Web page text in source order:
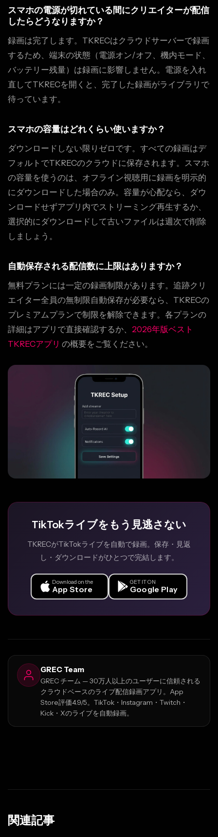
スマホの電源が切れている間にクリエイターが配信
したらどうなりますか？
録画は完了します。TKRECはクラウドサーバーで録画
するため、端末の状態（電源オン/オフ、機内モード、
バッテリー残量）は録画に影響しません。電源を入れ
直してTKRECを開くと、完了した録画がライブラリで
待っています。
スマホの容量はどれくらい使いますか？
ダウンロードしない限りゼロです。すべての録画はデ
フォルトでTKRECのクラウドに保存されます。スマホ
の容量を使うのは、オフライン視聴用に録画を明示的
にダウンロードした場合のみ。容量が心配なら、ダウ
ンロードせずアプリ内でストリーミング再生するか、
選択的にダウンロードして古いファイルは週次で削除
しましょう。
自動保存される配信数に上限はありますか？
無料プランには一定の録画制限があります。追跡クリ
エイター全員の無制限自動保存が必要なら、TKRECの
プレミアムプランで制限を解除できます。各プランの
詳細はアプリで直接確認するか、 2026年版ベスト
TKRECアプリ の概要をご覧ください。
TikTokライブをもう見逃さない
TKRECがTikTokライブを自動で録画。保存・見返
し・ダウンロードがひとつで完結します。
Download on the
App Store
GET IT ON
Google Play
GREC Team
GREC チーム — 30万人以上のユーザーに信頼される
クラウドベースのライブ配信録画アプリ。App
Store評価4.9/5。TikTok・Instagram・Twitch・
Kick・Xのライブを自動録画。
関連記事